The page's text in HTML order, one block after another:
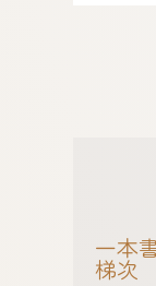
一本
梯次